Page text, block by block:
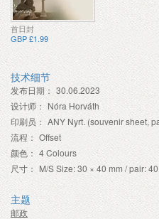
首日封
GBP £1.99
技术细节
发布日期： 30.06.2023
设计师： Nóra Horváth
印刷员： ANY Nyrt. (souvenir sheet,
流程： Offset
颜色： 4 Colours
尺寸： M/S Size: 30 × 40 mm / pair:
主题
邮政